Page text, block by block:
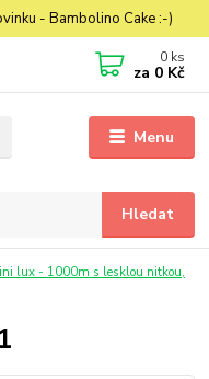
- Bambolino Cake :-)
Menu
Hledat
0 ks
za 0 Kč
lux - 1000m s lesklou nitkou,